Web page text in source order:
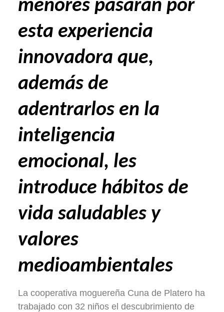
menores pasarán por
esta experiencia
innovadora que,
además de
adentrarlos en la
inteligencia
emocional, les
introduce hábitos de
vida saludables y
valores
medioambientales
La cooperativa moguereña Cuna de Platero ha
trabajado con 32 niños el descubrimiento de